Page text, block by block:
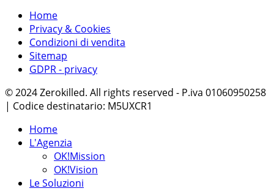
Home
Privacy & Cookies
Condizioni di vendita
Sitemap
GDPR - privacy
© 2024 Zerokilled. All rights reserved - P.iva 01060950258
| Codice destinatario: M5UXCR1
Home
L'Agenzia
OK!Mission
OK!Vision
Le Soluzioni